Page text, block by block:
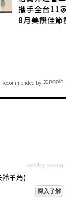
品酩餐酒合作
饗宴！
ads by popIn
羚羊角)
深入了解
Recommended by